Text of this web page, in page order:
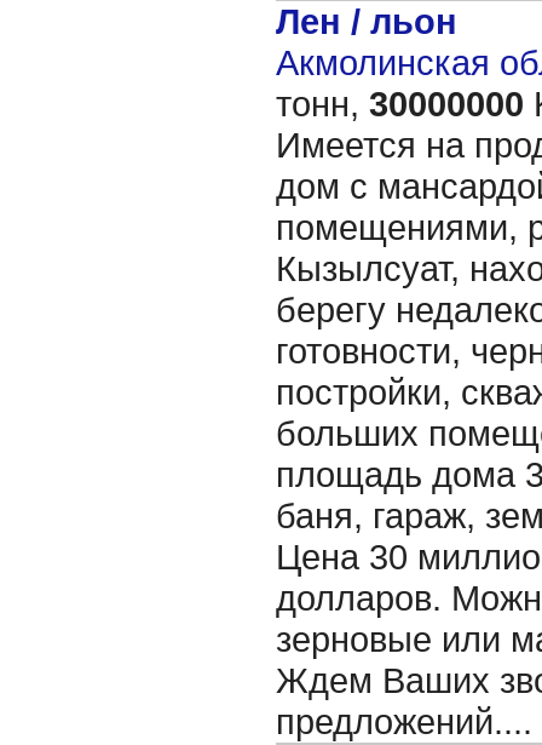
Лен / льон
Акмолинская
тонн, 30000000
Имеется на
дом с
помещениями,
Кызылсуат,
берегу
готовности,
постройки,
больших
площадь дома
баня, гараж,
Цена 30
долларов.
зерновые или
Ждем Ваших
предложений....